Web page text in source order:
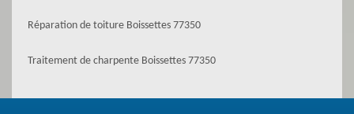
Réparation de toiture Boissettes 77350
Traitement de charpente Boissettes 77350